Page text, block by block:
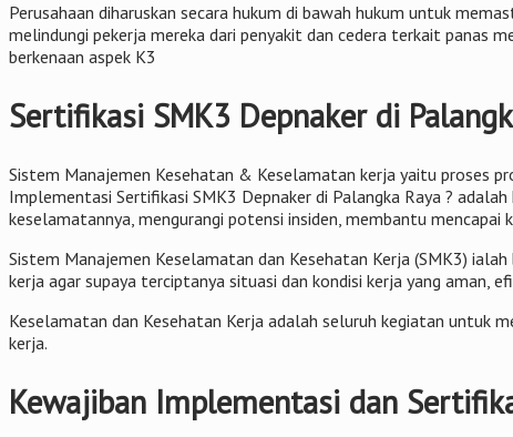
Perusahaan diharuskan secara hukum di bawah hukum untuk
melindungi pekerja mereka dari penyakit dan cedera terkait panas
berkenaan aspek K3
Sertifikasi SMK3 Depnaker di
Sistem Manajemen Kesehatan & Keselamatan kerja yaitu proses
Implementasi Sertifikasi SMK3 Depnaker di Palangka Raya ?
keselamatannya, mengurangi potensi insiden, membantu mencapai
Sistem Manajemen Keselamatan dan Kesehatan Kerja (SMK3)
kerja agar supaya terciptanya situasi dan kondisi kerja yang aman,
Keselamatan dan Kesehatan Kerja adalah seluruh kegiatan untuk
kerja.
Kewajiban Implementasi dan